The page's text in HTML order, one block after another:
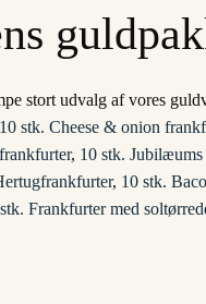
stort udvalg af vores
10 stk. Cheese & onion
, 10 stk.
, 10 stk.
Frankfurter med